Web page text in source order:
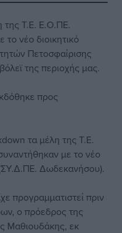
της Τ.Ε. Ε.Ο.ΠΕ.
νέο διοικητικό
Πετοσφαίρισης
της περιοχής μας.
προς
τα μέλη της Τ.Ε.
με το νέο
Δωδεκανήσου).
προγραμματιστεί πριν
ο πρόεδρος της
Μαθιουδάκης, εκ